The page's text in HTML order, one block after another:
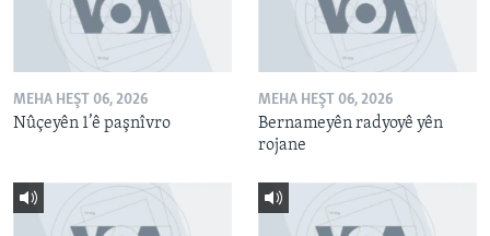
MEHA HEŞT 06, 2026
Nûçeyên 1’ê paşnîvro
MEHA HEŞT 06, 2026
Bernameyên radyoyê yên
rojane